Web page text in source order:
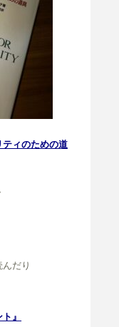
ィのための道
んだり
』